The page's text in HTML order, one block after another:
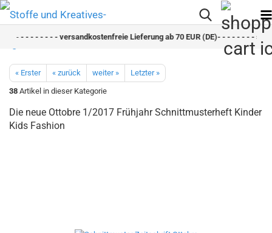
- - - - - - - - versandkostenfreie Lieferung ab 70 EUR (DE)- - - - - - - -
« Erster « zurück weiter »
Letzter »
38 Artikel in dieser Kategorie
Die neue Ottobre 1/2017 Frühjahr Schnittmusterheft Kinder
Kids Fashion